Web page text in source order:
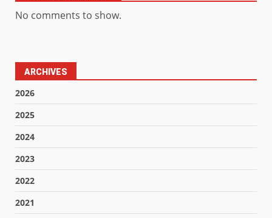
No comments to show.
ARCHIVES
2026
2025
2024
2023
2022
2021